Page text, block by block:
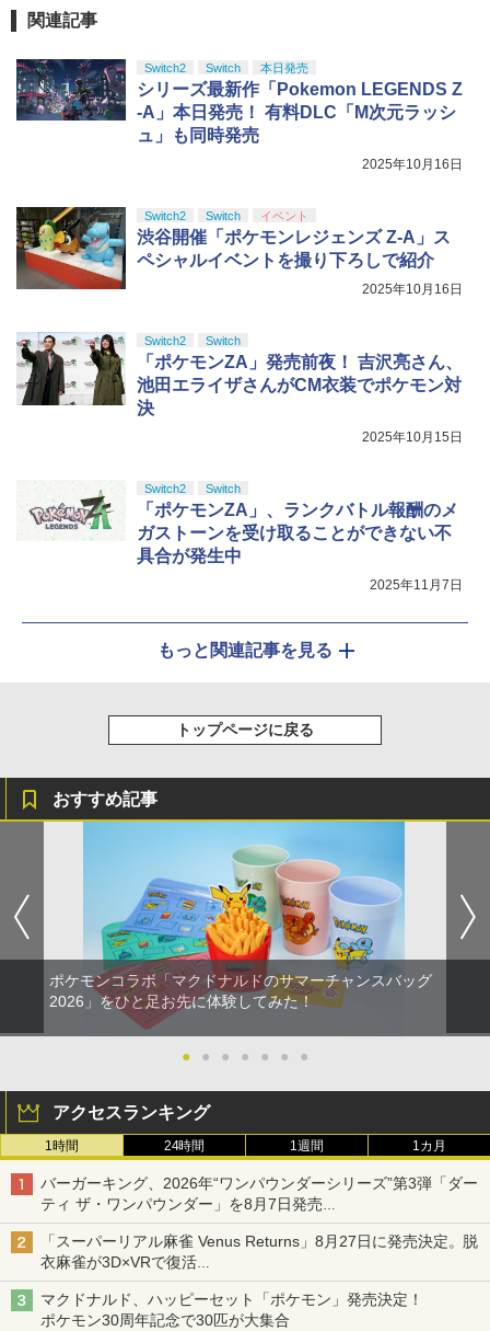
関連記事
Switch2 Switch 本日発売
シリーズ最新作「Pokemon LEGENDS Z
-A」本日発売！ 有料DLC「M次元ラッシ
ュ」も同時発売
2025年10月16日
Switch2 Switch イベント
渋谷開催「ポケモンレジェンズ Z-A」ス
ペシャルイベントを撮り下ろしで紹介
2025年10月16日
Switch2 Switch
「ポケモンZA」発売前夜！ 吉沢亮さん、
池田エライザさんがCM衣装でポケモン対
決
2025年10月15日
Switch2 Switch
「ポケモンZA」、ランクバトル報酬のメ
ガストーンを受け取ることができない不
具合が発生中
2025年11月7日
もっと関連記事を見る
トップページに戻る
おすすめ記事
ポケモンコラボ「マクドナルドのサマーチャンスバッグ
2026」をひと足お先に体験してみた！
● ● ● ● ● ● ●
アクセスランキング
1時間 24時間 1週間 1カ月
バーガーキング、2026年“ワンパウンダーシリーズ”第3弾「ダー
ティ ザ・ワンパウンダー」を8月7日発売
「特製ガーリックマヨソース」を使用した超大型チーズバーガー
「スーパーリアル麻雀 Venus Returns」8月27日に発売決定。脱
衣麻雀が3D×VRで復活
発売から2週間は20%オフになるセールが実施
マクドナルド、ハッピーセット「ポケモン」発売決定！
ポケモン30周年記念で30匹が大集合